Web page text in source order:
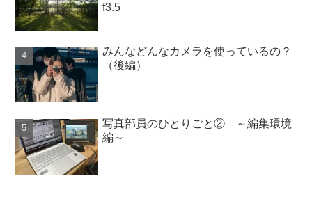
f3.5
みんなどんなカメラを使っているの？
（後編）
写真部員のひとりごと② ～編集環境
編～